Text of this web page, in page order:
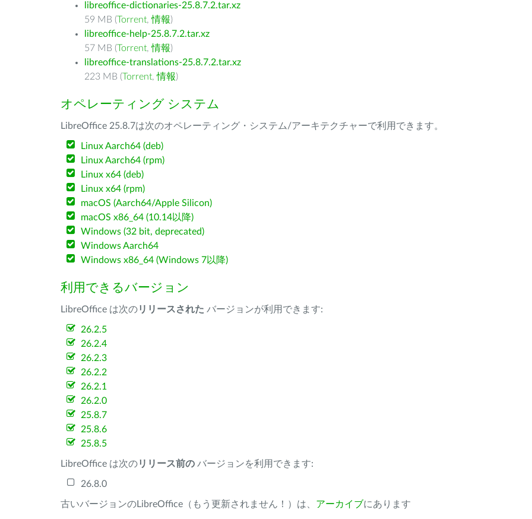
libreoffice-dictionaries-25.8.7.2.tar.xz
59 MB (Torrent,情報)
libreoffice-help-25.8.7.2.tar.xz
57 MB (Torrent,情報)
libreoffice-translations-25.8.7.2.tar.xz
223 MB (Torrent,情報)
オペレーティング システム
LibreOffice 25.8.7は次のオペレーティング・システム/アーキテクチャーで利用できます。
Linux Aarch64 (deb)
Linux Aarch64 (rpm)
Linux x64 (deb)
Linux x64 (rpm)
macOS (Aarch64/Apple Silicon)
macOS x86_64 (10.14以降)
Windows (32 bit, deprecated)
Windows Aarch64
Windows x86_64 (Windows 7以降)
利用できるバージョン
LibreOffice は次のリリースされた バージョンが利用できます:
26.2.5
26.2.4
26.2.3
26.2.2
26.2.1
26.2.0
25.8.7
25.8.6
25.8.5
LibreOffice は次のリリース前の バージョンを利用できます:
26.8.0
古いバージョンのLibreOffice（もう更新されません！）は、 アーカイブにあります